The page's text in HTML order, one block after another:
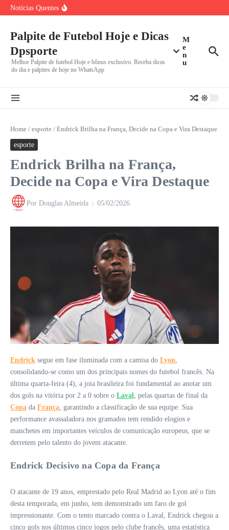
Ir para o conteúdo
Notícias Quentes
Endrick na Premier League? Real Madrid planeja novo
Palpite de Futebol Hoje e Dicas
Dpsporte
Melhor Palpite de futebol Hoje e bônus exclusivo. Receba dicas
do dia e palpites de hoje no WhatsApp
M
e
n
u
Home / esporte / Endrick Brilha na França, Decide na Copa e Vira Destaque
esporte
Endrick Brilha na França,
Decide na Copa e Vira Destaque
Por Douglas Almeida 05/02/2026
Endrick segue em fase iluminada com a camisa do Lyon,
consolidando-se como um dos principais nomes do futebol francês. Na
última quarta-feira (4), a joia brasileira foi fundamental ao anotar um
dos gols na vitória por 2 a 0 sobre o Laval, pelas quartas de final da
Copa da França, garantindo a classificação de sua equipe. Sua
performance avassaladora nos gramados tem rendido elogios e
manchetes em importantes veículos de comunicação europeus, que se
derretem pelo talento do jovem atacante.
Endrick Decisivo na Copa da França
O atacante de 19 anos, emprestado pelo Real Madrid ao Lyon até o fim
desta temporada, em junho, tem demonstrado um faro de gol
impressionante. Com o tento marcado contra o Laval, Endrick chegou a
cinco gols nos últimos cinco jogos pelo clube francês, uma estatística